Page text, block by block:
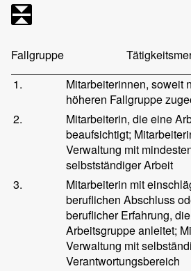
Fallgruppe
1.
Mitarbeiterinnen, soweit
höheren Fallgruppe
2.
Mitarbeiterin, die eine
beaufsichtigt;
Verwaltung mit
selbstständiger Arbeit
3.
Mitarbeiterin mit
beruflichen Abschluss
beruflicher Erfahrung,
Arbeitsgruppe anleitet;
Verwaltung mit
Verantwortungsbereich